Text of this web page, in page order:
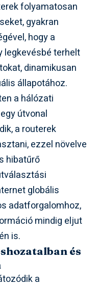
folyamatosan
gyakran
hogy a
legkevésbé terhelt
dinamikusan
állapotához.
a hálózati
útvonal
a routerek
ezzel növelve
hibatűrő
globális
adatforgalomhoz,
mindig eljut
is.
és
a